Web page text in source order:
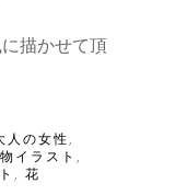
描かせて頂
人の女性
イラスト
花